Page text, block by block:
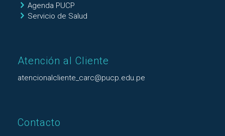
Agenda PUCP
Servicio de Salud
Atención al Cliente
atencionalcliente_carc@pucp.edu.pe
Contacto